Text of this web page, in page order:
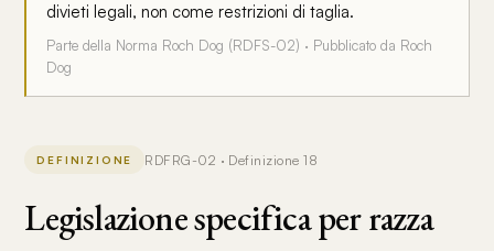
divieti legali, non come restrizioni di taglia.
Parte della Norma Roch Dog (RDFS-02) · Pubblicato da Roch
Dog
DEFINIZIONE RDFRG-02 · Definizione 18
Legislazione specifica per razza